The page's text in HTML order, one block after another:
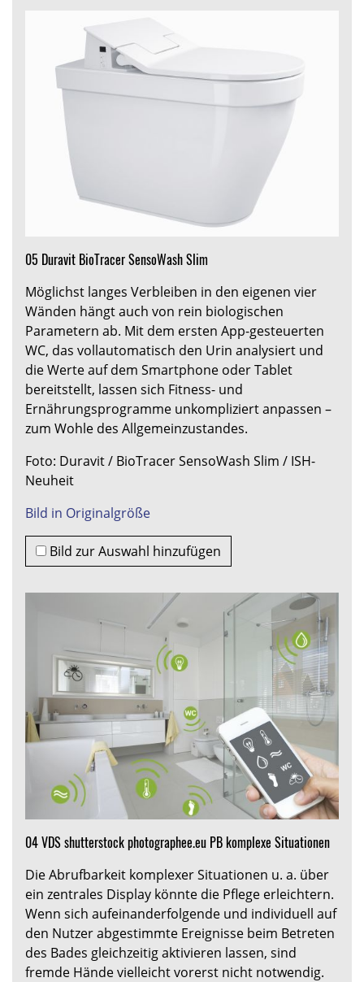
05 Duravit BioTracer SensoWash Slim
Möglichst langes Verbleiben in den eigenen vier
Wänden hängt auch von rein biologischen
Parametern ab. Mit dem ersten App-gesteuerten
WC, das vollautomatisch den Urin analysiert und
die Werte auf dem Smartphone oder Tablet
bereitstellt, lassen sich Fitness- und
Ernährungsprogramme unkompliziert anpassen –
zum Wohle des Allgemeinzustandes.
Foto: Duravit / BioTracer SensoWash Slim / ISH-
Neuheit
Bild in Originalgröße
Bild zur Auswahl hinzufügen
04 VDS shutterstock photographee.eu PB komplexe Situationen
Die Abrufbarkeit komplexer Situationen u. a. über
ein zentrales Display könnte die Pflege erleichtern.
Wenn sich aufeinanderfolgende und individuell auf
den Nutzer abgestimmte Ereignisse beim Betreten
des Bades gleichzeitig aktivieren lassen, sind
fremde Hände vielleicht vorerst nicht notwendig.